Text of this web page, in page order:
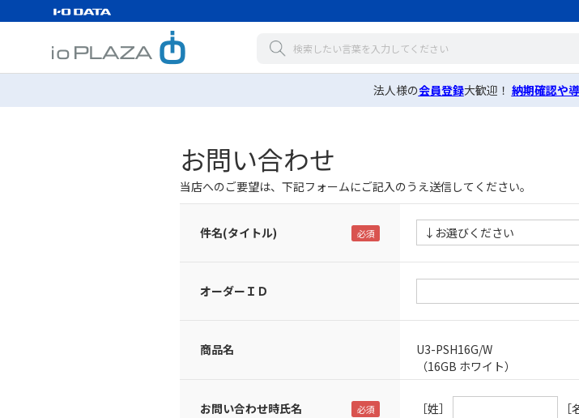
法人様の会員登録大歓迎！ 納期確認や
お問い合わせ
当店へのご要望は、下記フォームにご記入のうえ送信してください。
件名(タイトル)
オーダーＩＤ
商品名
U3-PSH16G/W
（16GB ホワイト）
お問い合わせ時氏名 ［姓］ ［